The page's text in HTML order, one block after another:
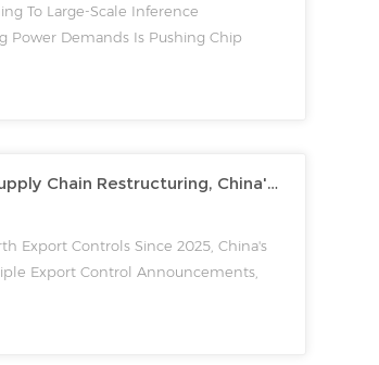
To Large-Scale Inference
Power Demands Is Pushing Chip
Next-Generation Rubin GPU
Ultra V...
Heavy Rare Earth Export Controls Trigger Supply Chain Restructuring, China's Domestic AlN Industry Chain Ushers in a "Dimensional Strike" Moment
Export Controls Since 2025, China's
Export Control Announcements,
And Heavy Rare Earths And